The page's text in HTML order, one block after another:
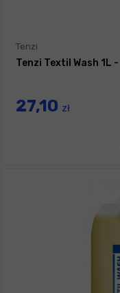
Tenzi
Tenzi Textil Wash
27,10 zł